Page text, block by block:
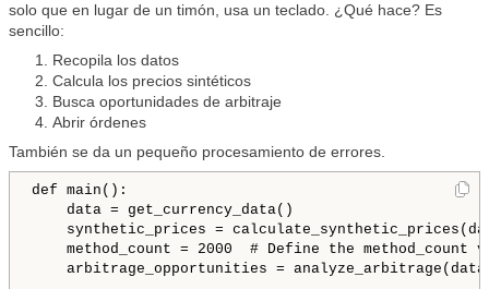
solo que en lugar de un timón, usa un teclado. ¿Qué hace? Es
sencillo:
Recopila los datos
Calcula los precios sintéticos
Busca oportunidades de arbitraje
Abrir órdenes
También se da un pequeño procesamiento de errores.
def main():
    data = get_currency_data()
synthetic_prices =
method_count = 2000  # Define the method_count
arbitrage_opportunities =